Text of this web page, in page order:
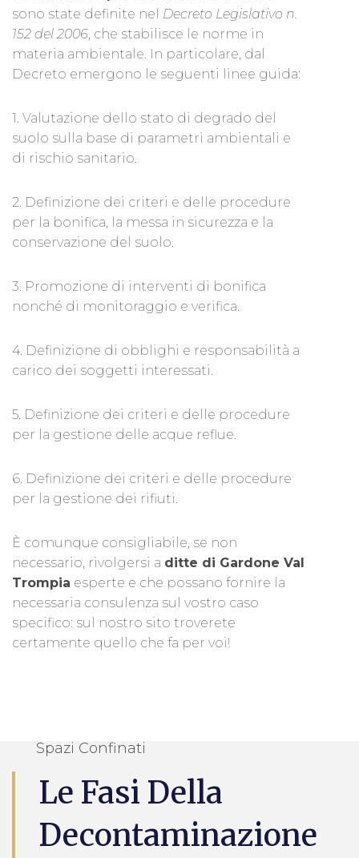
sono state definite nel Decreto Legislativo n.
152 del 2006, che stabilisce le norme in
materia ambientale. In particolare, dal
Decreto emergono le seguenti linee guida:
1. Valutazione dello stato di degrado del
suolo sulla base di parametri ambientali e
di rischio sanitario.
2. Definizione dei criteri e delle procedure
per la bonifica, la messa in sicurezza e la
conservazione del suolo.
3. Promozione di interventi di bonifica
nonché di monitoraggio e verifica.
4. Definizione di obblighi e responsabilità a
carico dei soggetti interessati.
5. Definizione dei criteri e delle procedure
per la gestione delle acque reflue.
6. Definizione dei criteri e delle procedure
per la gestione dei rifiuti.
È comunque consigliabile, se non
necessario, rivolgersi a ditte di Gardone Val
Trompia esperte e che possano fornire la
necessaria consulenza sul vostro caso
specifico: sul nostro sito troverete
certamente quello che fa per voi!
Spazi Confinati
Le Fasi Della
Decontaminazione